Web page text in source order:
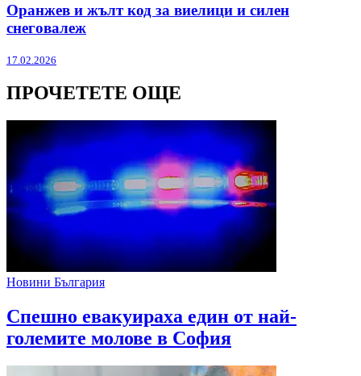
Оранжев и жълт код за виелици и силен
снеговалеж
17.02.2026
ПРОЧЕТЕТЕ ОЩЕ
Новини България
Спешно евакуираха един от най-
големите молове в София